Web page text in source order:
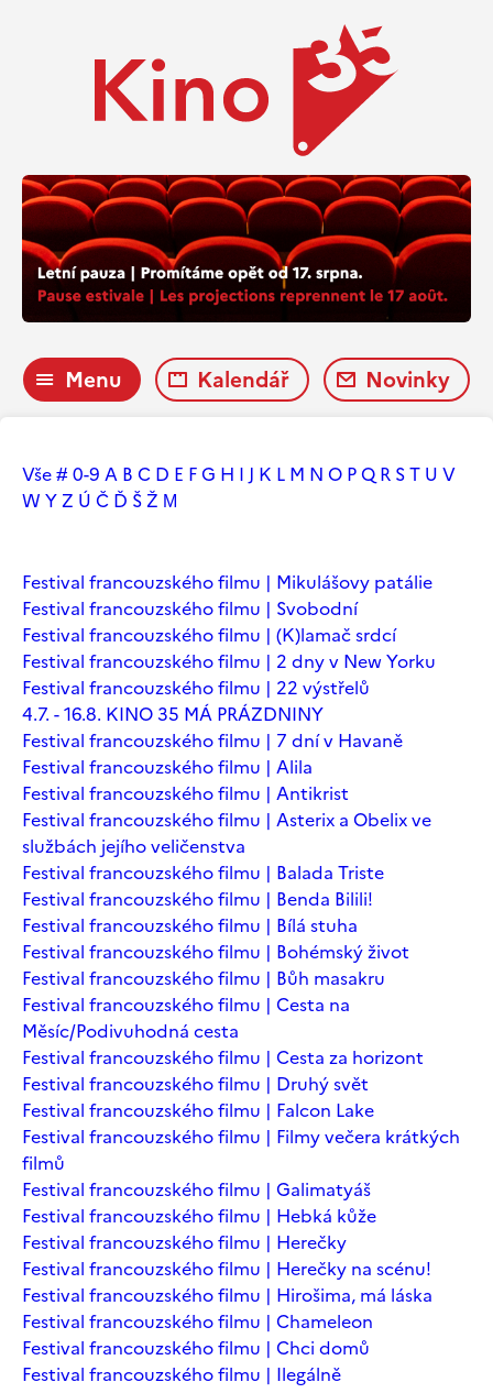
Menu Kalendář Novinky
Vše# 0-9 A B C D E FG H I J K L M N O PQ R ST U V
W YZ Ú Č Ď ŠŽ М
Festival francouzského filmu | Mikulášovy patálie
Festival francouzského filmu | Svobodní
Festival francouzského filmu | (K)lamač srdcí
Festival francouzského filmu | 2 dny v New Yorku
Festival francouzského filmu | 22 výstřelů
4.7. - 16.8. KINO 35 MÁ PRÁZDNINY
Festival francouzského filmu | 7 dní v Havaně
Festival francouzského filmu | Alila
Festival francouzského filmu | Antikrist
Festival francouzského filmu | Asterix a Obelix ve
službách jejího veličenstva
Festival francouzského filmu | Balada Triste
Festival francouzského filmu | Benda Bilili!
Festival francouzského filmu | Bílá stuha
Festival francouzského filmu | Bohémský život
Festival francouzského filmu | Bůh masakru
Festival francouzského filmu | Cesta na
Měsíc/Podivuhodná cesta
Festival francouzského filmu | Cesta za horizont
Festival francouzského filmu | Druhý svět
Festival francouzského filmu | Falcon Lake
Festival francouzského filmu | Filmy večera krátkých
filmů
Festival francouzského filmu | Galimatyáš
Festival francouzského filmu | Hebká kůže
Festival francouzského filmu | Herečky
Festival francouzského filmu | Herečky na scénu!
Festival francouzského filmu | Hirošima, má láska
Festival francouzského filmu | Chameleon
Festival francouzského filmu | Chci domů
Festival francouzského filmu | Ilegálně